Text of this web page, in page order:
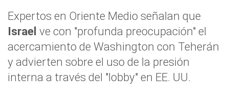
Expertos en Oriente Medio señalan que
Israel ve con "profunda preocupación" el
acercamiento de Washington con Teherán
y advierten sobre el uso de la presión
interna a través del "lobby" en EE. UU.